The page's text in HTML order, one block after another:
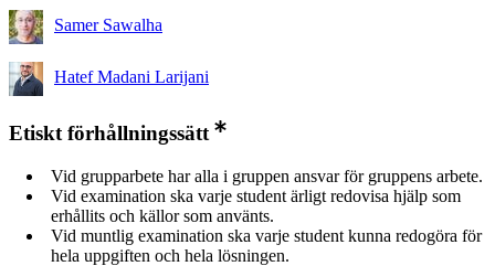
Samer Sawalha
Hatef Madani Larijani
Etiskt förhållningssätt
Vid grupparbete har alla i gruppen ansvar för gruppens arbete.
Vid examination ska varje student ärligt redovisa hjälp som
erhållits och källor som använts.
Vid muntlig examination ska varje student kunna redogöra för
hela uppgiften och hela lösningen.